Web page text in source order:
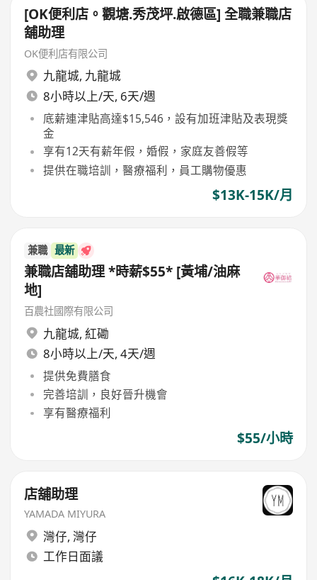
[OK便利店。觀塘.秀茂坪.啟德區] 全職兼職店
舖助理
OK便利店有限公司
九龍城, 九龍城
8小時以上/天, 6天/週
底薪連津貼高達$15,546，設有加班津貼及表現獎
金
享有12天有薪年假，婚假，家庭友善假等
提供在職培訓，醫療福利，員工購物優惠
$13K-15K/月
兼職 最新
兼職店舖助理 *時薪$55* [黃埔/油麻
地]
百農社國際有限公司
九龍城, 紅磡
8小時以上/天, 4天/週
提供免費膳食
完善培訓，良好晉升機會
享有醫療福利
$55/小時
店舖助理
YAMADA MIYURA
灣仔, 灣仔
工作日面議